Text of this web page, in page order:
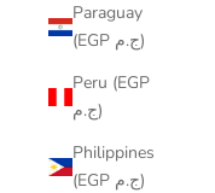
Paraguay
(EGP ج.م)
Peru (EGP
ج.م)
Philippines
(EGP ج.م)